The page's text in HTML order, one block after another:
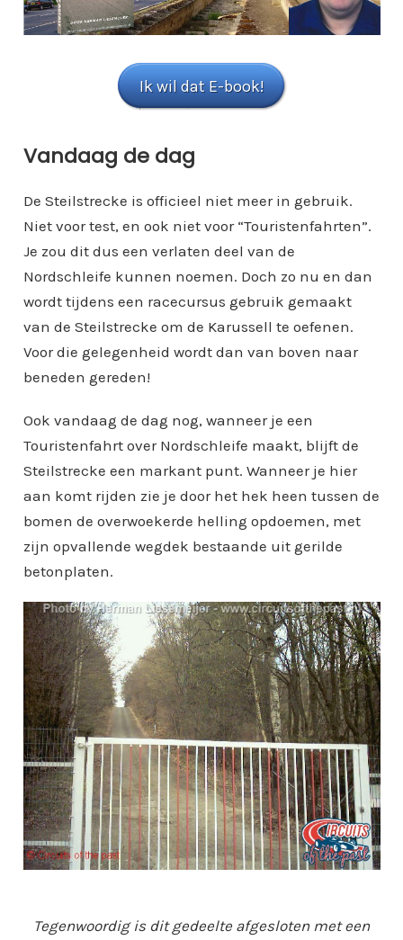
Ik wil dat E-book!
Vandaag de dag
De Steilstrecke is officieel niet meer in gebruik.
Niet voor test, en ook niet voor “Touristenfahrten”.
Je zou dit dus een verlaten deel van de
Nordschleife kunnen noemen. Doch zo nu en dan
wordt tijdens een racecursus gebruik gemaakt
van de Steilstrecke om de Karussell te oefenen.
Voor die gelegenheid wordt dan van boven naar
beneden gereden!
Ook vandaag de dag nog, wanneer je een
Touristenfahrt over Nordschleife maakt, blijft de
Steilstrecke een markant punt. Wanneer je hier
aan komt rijden zie je door het hek heen tussen de
bomen de overwoekerde helling opdoemen, met
zijn opvallende wegdek bestaande uit gerilde
betonplaten.
Tegenwoordig is dit gedeelte afgesloten met een